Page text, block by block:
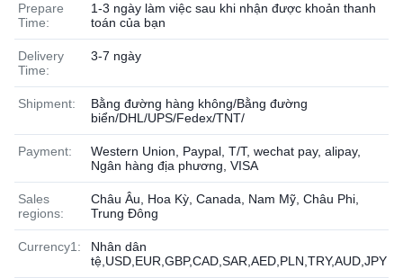
Prepare
Time:
1-3 ngày làm việc sau khi nhận được khoản thanh
toán của bạn
Delivery
Time:
3-7 ngày
Shipment:
Bằng đường hàng không/Bằng đường
biển/DHL/UPS/Fedex/TNT/
Payment:
Western Union, Paypal, T/T, wechat pay, alipay,
Ngân hàng địa phương, VISA
Sales
regions:
Châu Âu, Hoa Kỳ, Canada, Nam Mỹ, Châu Phi,
Trung Đông
Currency1:
Nhân dân
tệ,USD,EUR,GBP,CAD,SAR,AED,PLN,TRY,AUD,JPY